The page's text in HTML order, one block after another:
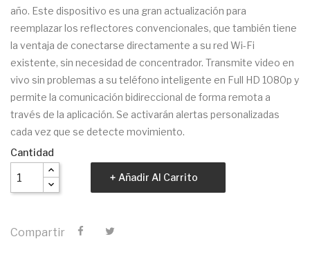
año. Este dispositivo es una gran actualización para
reemplazar los reflectores convencionales, que también tiene
la ventaja de conectarse directamente a su red Wi-Fi
existente, sin necesidad de concentrador. Transmite video en
vivo sin problemas a su teléfono inteligente en Full HD 1080p y
permite la comunicación bidireccional de forma remota a
través de la aplicación. Se activarán alertas personalizadas
cada vez que se detecte movimiento.
Cantidad
Añadir Al Carrito
Compartir